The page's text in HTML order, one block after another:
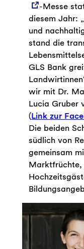
-Messe
diesem Jahr:
und
stand die
GLS Bank
wir mit Dr.
Lucia Gruber
(Link zur
Die beiden
südlich von
gemeinsam
Marktfrüchte,